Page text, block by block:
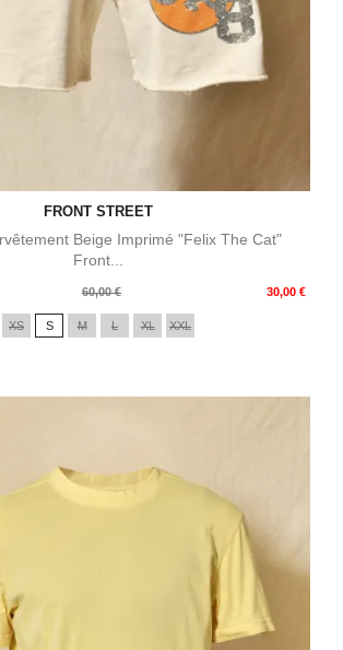
FRONT STREET
Beige Imprimé "Felix The Cat"
Front...
60,00 € 30,00 €
XS S M L XL XXL